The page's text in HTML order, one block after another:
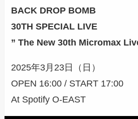
BACK DROP BOMB
30TH SPECIAL LIVE
” The New 30th Micromax
2025年3月23日（日）
OPEN 16:00 / START 17:00
At Spotify O-EAST